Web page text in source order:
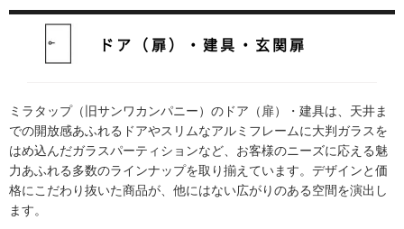
ウッドデッキ
照明 ペット用品
内装用建材 パネル・壁材
ロートアイアン
名古屋 ショールーム 京都 ショールーム
ム
横浜スマートショールー
ム
ウェルビーみのおHDC
BOX
ご利用ガイド 初めての方へ
よくある質問
修理お問い合わせ クレーム公開
説明書・図面検索 水まわり3年保証
お役立ち情報
その他サービス
ミラタップと 創る家
工事会社紹介Coziコンシ
自分らしい家づくり
SUVACO
最高のリノベ会社が みつ
かるリノベりす
ドア（扉）・建具・玄関扉
ミラタップ（旧サンワカンパニー）のドア（扉）・建具は、天井ま
での開放感あふれるドアやスリムなアルミフレームに大判ガラスを
はめ込んだガラスパーティションなど、お客様のニーズに応える魅
力あふれる多数のラインナップを取り揃えています。デザインと価
格にこだわり抜いた商品が、他にはない広がりのある空間を演出し
ます。